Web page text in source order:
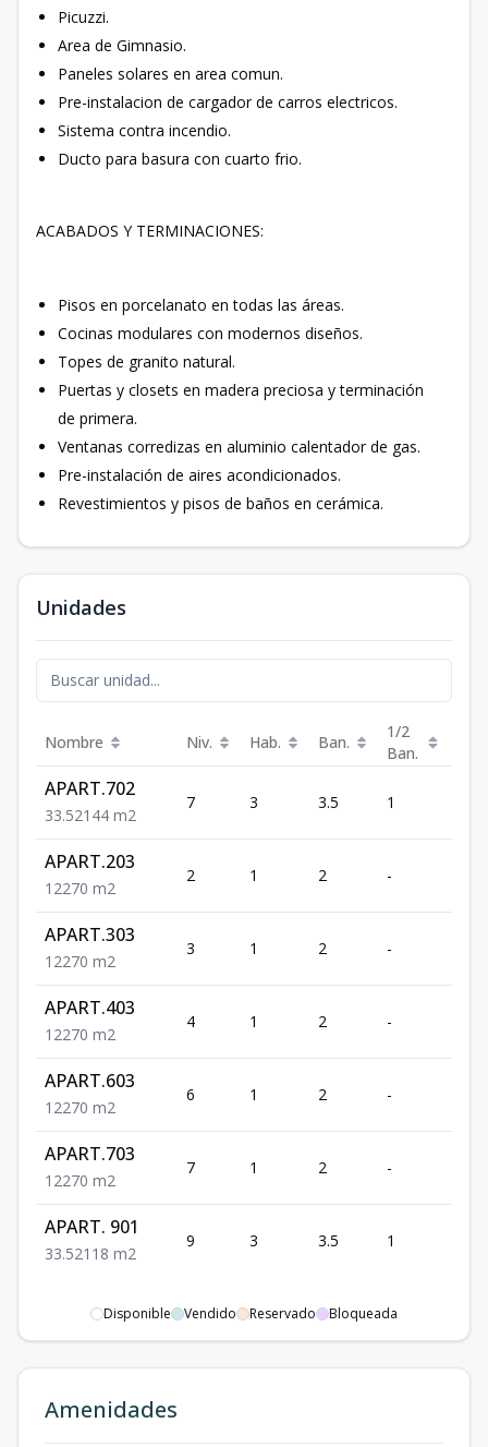
Picuzzi.
Area de Gimnasio.
Paneles solares en area comun.
Pre-instalacion de cargador de carros electricos.
Sistema contra incendio.
Ducto para basura con cuarto frio.
ACABADOS Y TERMINACIONES:
Pisos en porcelanato en todas las áreas.
Cocinas modulares con modernos diseños.
Topes de granito natural.
Puertas y closets en madera preciosa y terminación
de primera.
Ventanas corredizas en aluminio calentador de gas.
Pre-instalación de aires acondicionados.
Revestimientos y pisos de baños en cerámica.
Unidades
Nombre Niv. Hab. Ban.
1/2
Ban.
APART.702
33.52144 m2
7 3 3.5 1
APART.203
1 2270 m2
2 1 2 -
APART.303
1 2270 m2
3 1 2 -
APART.403
1 2270 m2
4 1 2 -
APART.603
1 2270 m2
6 1 2 -
APART.703
1 2270 m2
7 1 2 -
APART. 901
33.52118 m2
9 3 3.5 1
Disponible Vendido Reservado Bloqueada
Amenidades